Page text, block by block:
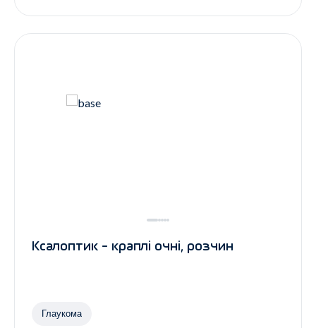
Ксалоптик - краплі очні, розчин
Глаукома